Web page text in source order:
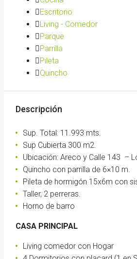
Escritorio
Living - Comedor
Parque
Parrilla
Pileta
Quincho
Descripción
Sup. Total: 11.993 mts.
Sup Cubierta 300 m2.
Ubicación: Areco y Calle 143 –
Quincho con parrilla de 6×10 m.
Pileta de hormigón 15x6m con
Taller, 2 perreras.
Horno de barro
CASA PRINCIPAL
Living comedor con Hogar